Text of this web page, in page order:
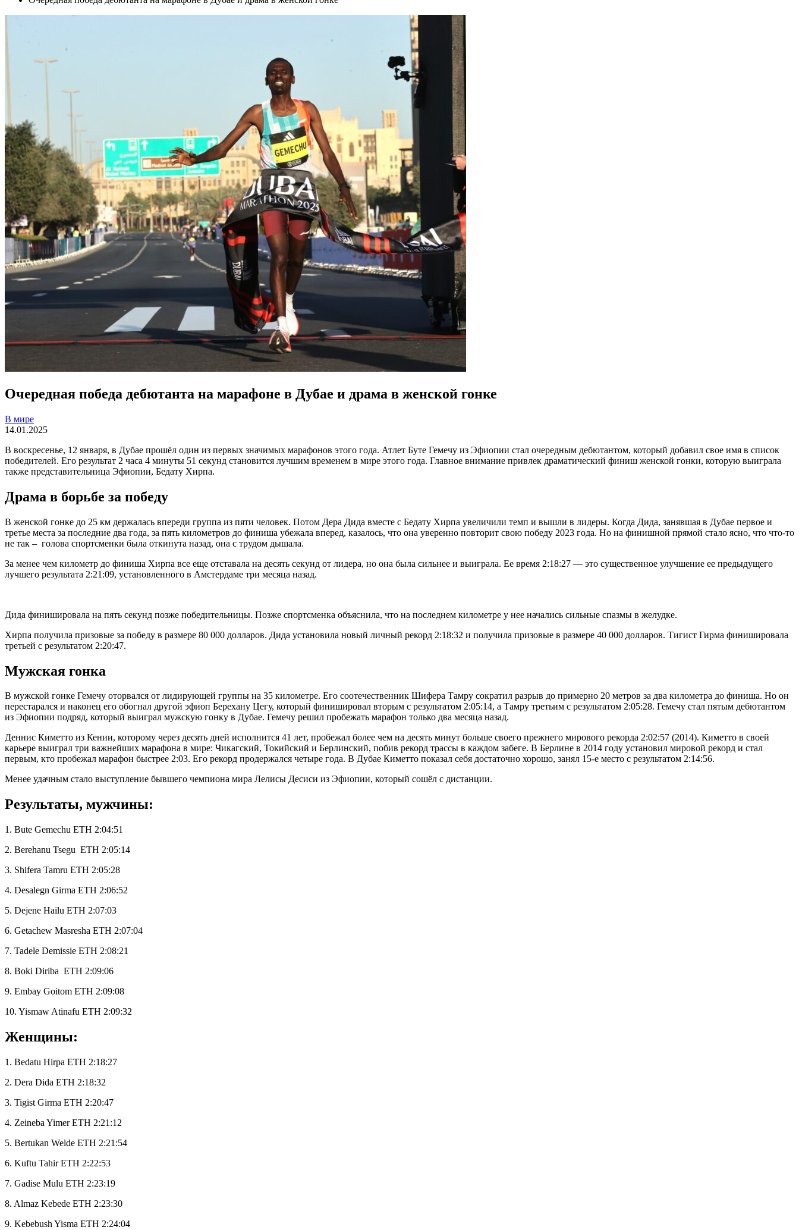
Очередная победа дебютанта на марафоне в Дубае и драма в женской гонке
В мире
14.01.2025
В воскресенье, 12 января, в Дубае прошёл один из первых значимых марафонов этого года. Атлет Буте Гемечу из Эфиопии стал очередным дебютантом, который добавил свое имя в список
победителей. Его результат 2 часа 4 минуты 51 секунд становится лучшим временем в мире этого года. Главное внимание привлек драматический финиш женской гонки, которую выиграла
также представительница Эфиопии, Бедату Хирпа.
Драма в борьбе за победу
В женской гонке до 25 км держалась впереди группа из пяти человек. Потом Дера Дида вместе с Бедату Хирпа увеличили темп и вышли в лидеры. Когда Дида, занявшая в Дубае первое и
третье места за последние два года, за пять километров до финиша убежала вперед, казалось, что она уверенно повторит свою победу 2023 года. Но на финишной прямой стало ясно, что что-то
не так – голова спортсменки была откинута назад, она с трудом дышала.
За менее чем километр до финиша Хирпа все еще отставала на десять секунд от лидера, но она была сильнее и выиграла. Ее время 2:18:27 — это существенное улучшение ее предыдущего
лучшего результата 2:21:09, установленного в Амстердаме три месяца назад.
Дида финишировала на пять секунд позже победительницы. Позже спортсменка объяснила, что на последнем километре у нее начались сильные спазмы в желудке.
Хирпа получила призовые за победу в размере 80 000 долларов. Дида установила новый личный рекорд 2:18:32 и получила призовые в размере 40 000 долларов. Тигист Гирма финишировала
третьей с результатом 2:20:47.
Мужская гонка
В мужской гонке Гемечу оторвался от лидирующей группы на 35 километре. Его соотечественник Шифера Тамру сократил разрыв до примерно 20 метров за два километра до финиша. Но он
перестарался и наконец его обогнал другой эфиоп Берехану Цегу, который финишировал вторым с результатом 2:05:14, а Тамру третьим с результатом 2:05:28. Гемечу стал пятым дебютантом
из Эфиопии подряд, который выиграл мужскую гонку в Дубае. Гемечу решил пробежать марафон только два месяца назад.
Деннис Киметто из Кении, которому через десять дней исполнится 41 лет, пробежал более чем на десять минут больше своего прежнего мирового рекорда 2:02:57 (2014). Киметто в своей
карьере выиграл три важнейших марафона в мире: Чикагский, Токийский и Берлинский, побив рекорд трассы в каждом забеге. В Берлине в 2014 году установил мировой рекорд и стал
первым, кто пробежал марафон быстрее 2:03. Его рекорд продержался четыре года. В Дубае Киметто показал себя достаточно хорошо, занял 15-е место с результатом 2:14:56.
Менее удачным стало выступление бывшего чемпиона мира Лелисы Десиси из Эфиопии, который сошёл с дистанции.
Результаты, мужчины:
1. Bute Gemechu ETH 2:04:51
2. Berehanu Tsegu ETH 2:05:14
3. Shifera Tamru ETH 2:05:28
4. Desalegn Girma ETH 2:06:52
5. Dejene Hailu ETH 2:07:03
6. Getachew Masresha ETH 2:07:04
7. Tadele Demissie ETH 2:08:21
8. Boki Diriba ETH 2:09:06
9. Embay Goitom ETH 2:09:08
10. Yismaw Atinafu ETH 2:09:32
Женщины:
1. Bedatu Hirpa ETH 2:18:27
2. Dera Dida ETH 2:18:32
3. Tigist Girma ETH 2:20:47
4. Zeineba Yimer ETH 2:21:12
5. Bertukan Welde ETH 2:21:54
6. Kuftu Tahir ETH 2:22:53
7. Gadise Mulu ETH 2:23:19
8. Almaz Kebede ETH 2:23:30
9. Kebebush Yisma ETH 2:24:04